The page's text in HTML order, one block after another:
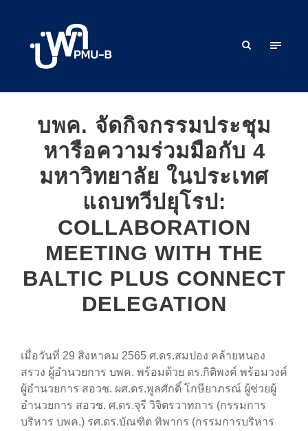
บพค. จัดกิจกรรมประชุม
หารือความร่วมมือกับ 4
มหาวิทยาลัย ในประเทศ
แถบทวีปยุโรป:
COLLABORATION
MEETING WITH THE
BALTIC PLUS CONNECT
DELEGATION
เมื่อวันที่ 29 สิงหาคม 2565 ศ.ดร.สมปอง คล้ายหนอง
สรวง ผู้อำนวยการ บพค. พร้อมด้วย ดร.กิติพงค์ พร้อมวงค์
ผู้อำนวยการ สอวช. ผศ.ดร.พูลศักดิ์ โกษียาภรณ์ ผู้ช่วยผู้
อำนวยการ สอวช. ศ.ดร.จุรี วิจิตรวาทการ (กรรมการ
บริหาร บพค.) รศ.ดร.บัณฑิต ทิพากร (กรรมการบริหาร